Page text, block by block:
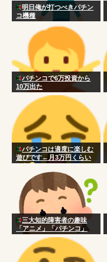
明日俺が打つべきパチン
コ機種
パチンコで6万投資から
10万出た
パチンコは適度に楽しむ
遊びです←月3万円くらい
かな
三大知的障害者の趣味
「アニメ」「パチンコ」